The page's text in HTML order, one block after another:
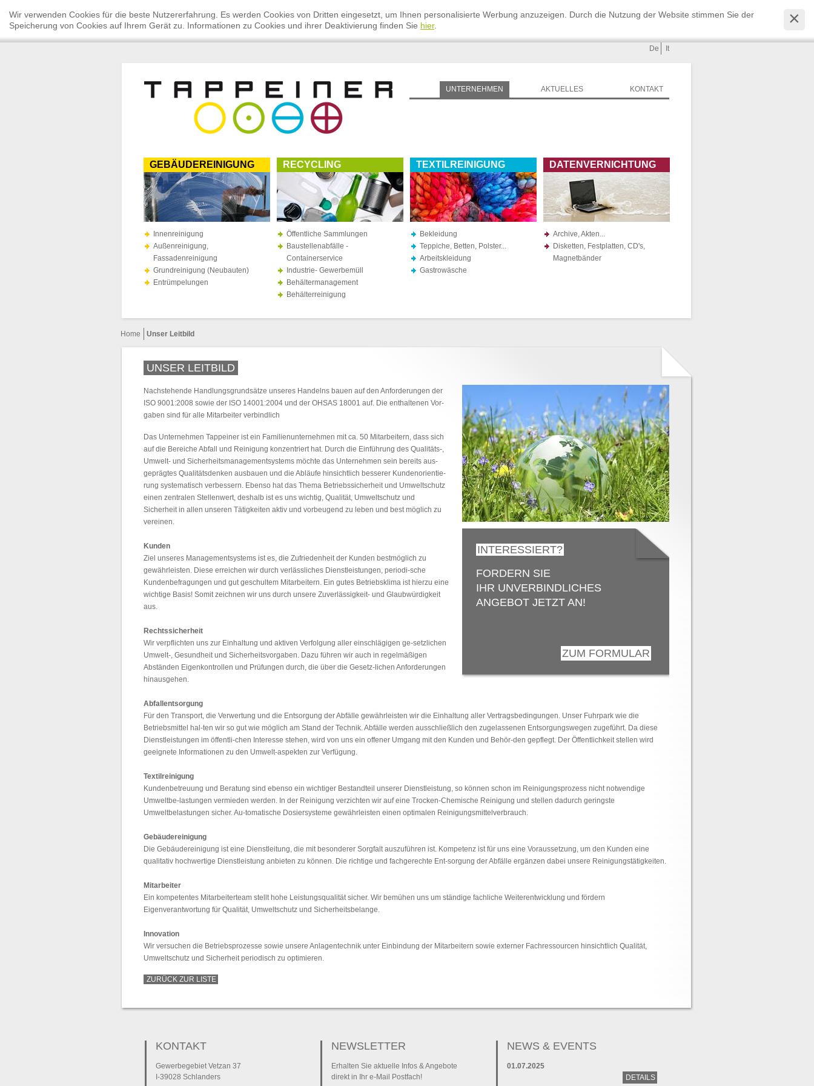
Wir verwenden Cookies für die beste Nutzererfahrung. Es werden Cookies von Dritten eingesetzt, um Ihnen personalisierte Werbung anzuzeigen. Durch die Nutzung der Website stimmen Sie der
Speicherung von Cookies auf Ihrem Gerät zu. Informationen zu Cookies und ihrer Deaktivierung finden Sie hier.
Home Unser Leitbild
UNSER LEITBILD
INTERESSIERT?
FORDERN SIE
IHR UNVERBINDLICHES
ANGEBOT JETZT AN!
ZUM FORMULAR
Nachstehende Handlungsgrundsätze unseres Handelns bauen auf den Anforderungen der
ISO 9001:2008 sowie der ISO 14001:2004 und der OHSAS 18001 auf. Die enthaltenen Vor-
gaben sind für alle Mitarbeiter verbindlich
Das Unternehmen Tappeiner ist ein Familienunternehmen mit ca. 50 Mitarbeitern, dass sich
auf die Bereiche Abfall und Reinigung konzentriert hat. Durch die Einführung des Qualitäts-,
Umwelt- und Sicherheitsmanagementsystems möchte das Unternehmen sein bereits aus-
geprägtes Qualitätsdenken ausbauen und die Abläufe hinsichtlich besserer Kundenorientie-
rung systematisch verbessern. Ebenso hat das Thema Betriebssicherheit und Umweltschutz
einen zentralen Stellenwert, deshalb ist es uns wichtig, Qualität, Umweltschutz und
Sicherheit in allen unseren Tätigkeiten aktiv und vorbeugend zu leben und best möglich zu
vereinen.
Kunden
Ziel unseres Managementsystems ist es, die Zufriedenheit der Kunden bestmöglich zu
gewährleisten. Diese erreichen wir durch verlässliches Dienstleistungen, periodi-sche
Kundenbefragungen und gut geschultem Mitarbeitern. Ein gutes Betriebsklima ist hierzu eine
wichtige Basis! Somit zeichnen wir uns durch unsere Zuverlässigkeit- und Glaubwürdigkeit
aus.
Rechtssicherheit
Wir verpflichten uns zur Einhaltung und aktiven Verfolgung aller einschlägigen ge-setzlichen
Umwelt-, Gesundheit und Sicherheitsvorgaben. Dazu führen wir auch in regelmäßigen
Abständen Eigenkontrollen und Prüfungen durch, die über die Gesetz-lichen Anforderungen
hinausgehen.
Abfallentsorgung
Für den Transport, die Verwertung und die Entsorgung der Abfälle gewährleisten wir die Einhaltung aller Vertragsbedingungen. Unser Fuhrpark wie die
Betriebsmittel hal-ten wir so gut wie möglich am Stand der Technik. Abfälle werden ausschließlich den zugelassenen Entsorgungswegen zugeführt. Da diese
Dienstleistungen im öffentli-chen Interesse stehen, wird von uns ein offener Umgang mit den Kunden und Behör-den gepflegt. Der Öffentlichkeit stellen wird
geeignete Informationen zu den Umwelt-aspekten zur Verfügung.
Textilreinigung
Kundenbetreuung und Beratung sind ebenso ein wichtiger Bestandteil unserer Dienstleistung, so können schon im Reinigungsprozess nicht notwendige
Umweltbe-lastungen vermieden werden. In der Reinigung verzichten wir auf eine Trocken-Chemische Reinigung und stellen dadurch geringste
Umweltbelastungen sicher. Au-tomatische Dosiersysteme gewährleisten einen optimalen Reinigungsmittelverbrauch.
Gebäudereinigung
Die Gebäudereinigung ist eine Dienstleitung, die mit besonderer Sorgfalt auszuführen ist. Kompetenz ist für uns eine Voraussetzung, um den Kunden eine
qualitativ hochwertige Dienstleistung anbieten zu können. Die richtige und fachgerechte Ent-sorgung der Abfälle ergänzen dabei unsere Reinigungstätigkeiten.
Mitarbeiter
Ein kompetentes Mitarbeiterteam stellt hohe Leistungsqualität sicher. Wir bemühen uns um ständige fachliche Weiterentwicklung und fördern
Eigenverantwortung für Qualität, Umweltschutz und Sicherheitsbelange.
Innovation
Wir versuchen die Betriebsprozesse sowie unsere Anlagentechnik unter Einbindung der Mitarbeitern sowie externer Fachressourcen hinsichtlich Qualität,
Umweltschutz und Sicherheit periodisch zu optimieren.
ZURÜCK ZUR LISTE
De It
KONTAKT
AKTUELLES
UNTERNEHMEN
GEBÄUDEREINIGUNG
Innenreinigung
Außenreinigung,
Fassadenreinigung
Grundreinigung (Neubauten)
Entrümpelungen
RECYCLING
Öffentliche Sammlungen
Baustellenabfälle -
Containerservice
Industrie- Gewerbemüll
Behältermanagement
Behälterreinigung
TEXTILREINIGUNG
Bekleidung
Teppiche, Betten, Polster...
Arbeitskleidung
Gastrowäsche
DATENVERNICHTUNG
Archive, Akten...
Disketten, Festplatten, CD's,
Magnetbänder
KONTAKT
Gewerbegebiet Vetzan 37
I-39028 Schlanders
NEWSLETTER
Erhalten Sie aktuelle Infos & Angebote
direkt in Ihr e-Mail Postfach!
NEWS & EVENTS
01.07.2025
DETAILS